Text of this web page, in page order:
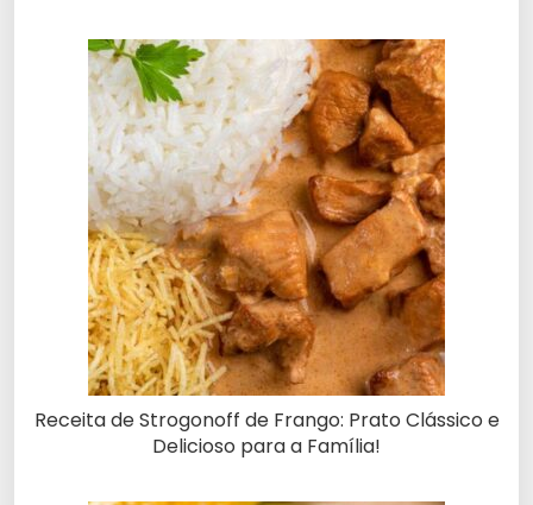
Receita de Strogonoff de Frango: Prato Clássico e
Delicioso para a Família!